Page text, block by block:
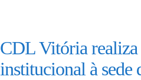
CDL Vitória
institucional à